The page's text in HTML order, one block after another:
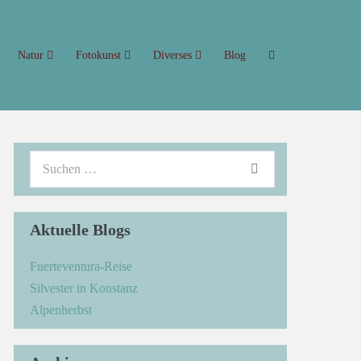
Natur Fotokunst Diverses Blog
Aktuelle Blogs
Fuerteventura-Reise
Silvester in Konstanz
Alpenherbst